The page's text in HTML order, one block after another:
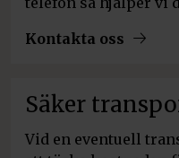
Kontakta oss
Säker
Vid en eventuell